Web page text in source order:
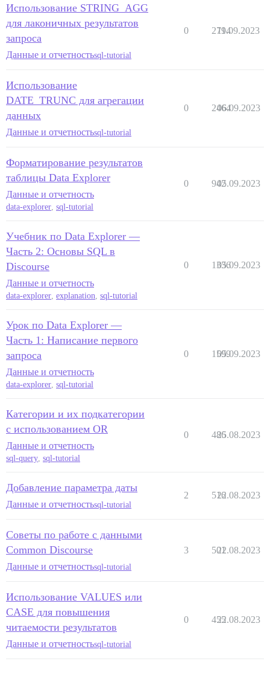
Использование STRING_AGG
для лаконичных результатов
запроса
Данные и отчетностьsql-tutorial
0 2794
11.09.2023
Использование
DATE_TRUNC для агрегации
данных
Данные и отчетностьsql-tutorial
0 2464
06.09.2023
Форматирование результатов
таблицы Data Explorer
Данные и отчетность
data-explorer, sql-tutorial
0 942
05.09.2023
Учебник по Data Explorer —
Часть 2: Основы SQL в
Discourse
Данные и отчетность
data-explorer, explanation, sql-tutorial
0 1336
05.09.2023
Урок по Data Explorer —
Часть 1: Написание первого
запроса
Данные и отчетность
data-explorer, sql-tutorial
0 1599
05.09.2023
Категории и их подкатегории
с использованием OR
Данные и отчетность
sql-query, sql-tutorial
0 486
25.08.2023
Добавление параметра даты
Данные и отчетностьsql-tutorial
2 516
22.08.2023
Советы по работе с данными
Common Discourse
Данные и отчетностьsql-tutorial
3 501
22.08.2023
Использование VALUES или
CASE для повышения
читаемости результатов
Данные и отчетностьsql-tutorial
0 455
22.08.2023